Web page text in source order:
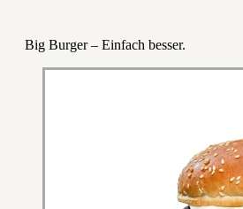
Big Burger – Einfach besser.